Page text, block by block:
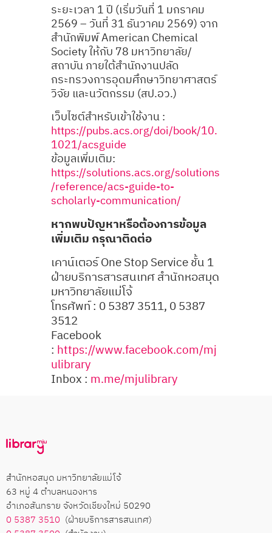
ระยะเวลา 1 ปี (เริ่มวันที่ 1 มกราคม
2569 – วันที่ 31 ธันวาคม 2569) จาก
สำนักพิมพ์ American Chemical
Society ให้กับ 78 มหาวิทยาลัย/
สถาบัน ภายใต้สำนักงานปลัด
กระทรวงการอุดมศึกษาวิทยาศาสตร์
วิจัย และนวัตกรรม (สป.อว.)
เว็บไซต์สำหรับเข้าใช้งาน :
https://pubs.acs.org/doi/book/10.
1021/acsguide
ข้อมูลเพิ่มเติม:
https://solutions.acs.org/solutions
/reference/acs-guide-to-
scholarly-communication/
หากพบปัญหาหรือต้องการข้อมูล
เพิ่มเติม กรุณาติดต่อ
เคาน์เตอร์ One Stop Service ชั้น 1
ฝ่ายบริการสารสนเทศ สำนักหอสมุด
มหาวิทยาลัยแม่โจ้
โทรศัพท์ : 0 5387 3511, 0 5387
3512
Facebook
: https://www.facebook.com/mj
ulibrary
Inbox : m.me/mjulibrary
สำนักหอสมุด มหาวิทยาลัยแม่โจ้
63 หมู่ 4 ตำบลหนองหาร
อำเภอสันทราย จังหวัดเชียงใหม่ 50290
0 5387 3510 (ฝ่ายบริการสารสนเทศ)